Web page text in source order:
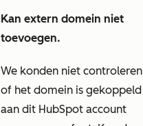
Kan extern domein niet
toevoegen.
We konden niet controleren
of het domein is gekoppeld
aan dit HubSpot account